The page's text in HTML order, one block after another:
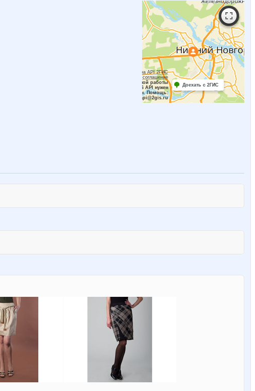
Работает на API 2ГИС
Лицензионное соглашение
Для корректной работы
Raster JS API нужен
ключ. Помощь:
api@2gis.ru
Доехать с 2ГИС